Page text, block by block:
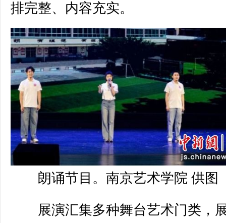
排完整、内容充实。
朗诵节目。南京艺术学院 供图
展演汇集多种舞台艺术门类，